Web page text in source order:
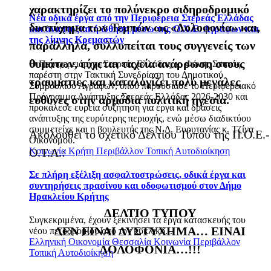
Νέα οδικά έργα από την Περιφέρεια Στερεάς Ελλάδας
και αναπτυξιακή ώθηση μέσω της Ο.Χ.Ε. Αγράφων και
της λίμνης Κρεμαστών
Ο Περιφερειάρχης Στερεάς Ελλάδας, κ. Φάνης Σπανός,
παρέστη στην Τακτική Συνεδρίαση του Δημοτικού
Συμβουλίου Αγράφων, όπου παρουσίασε το Περιφερειακό
Πρόγραμμα Ανάπτυξης Στερεάς Ελλάδας 2026-2030 και
προκάλεσε ευρεία συζήτηση για έργα και δράσεις
ανάπτυξης της ευρύτερης περιοχής, ενώ μέσω διαδικτύου
συμμετείχε και η βουλευτής της Ν.Δ. Ευρυτανίας κ. Τζίνα
Οικονόμου.
Κοινωνία Κρήτη Περιβάλλον Τοπική Αυτοδιοίκηση
Σε πλήρη εξέλιξη ασφαλτοστρώσεις, οδικά έργα και
συντηρήσεις πρασίνου και οδοφωτισμού στον Δήμο
Ηρακλείου Κρήτης
Συγκεκριμένα, έχουν ξεκινήσει τα έργα κατασκευής του
νέου πεζοδρομίου από τον κυκλικό...
Ελληνική Οικονομία Θεσσαλία Κοινωνία Περιβάλλον
Τοπική Αυτοδιοίκηση
χαρακτηρίζει το πολύνεκρο σιδηροδρομικό
δυστύχημα των Τεμπών ως «Δολοφονία» και,
παράλληλα, συλλυπείται τους συγγενείς των
θυμάτων, εύχεται ταχεία ανάρρωση στους
τραυματίες και καταλογίζει πολύ μεγάλες
ευθύνες στην αρμόδια πολιτική ηγεσία.
Ακολουθεί το σχετικό Δελτίου Τύπου της Π.Ο.Ε.-
Ο.Τ.Α.:
ΔΕΛΤΙΟ ΤΥΠΟΥ
ΔΕΝ ΕΙΝΑΙ ΔΥΣΤΥΧΗΜΑ… ΕΙΝΑΙ
ΔΟΛΟΦΟΝΙΑ…!!!